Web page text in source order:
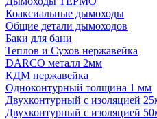
Коаксиальные дымоходы
Общие детали дымоходов
Баки для бани
Теплов и Сухов нержавейка
DARCO металл 2мм
КДМ нержавейка
Одноконтурный толщина 1 мм
Двухконтурный с изоляцией
Двухконтурный с изоляцией